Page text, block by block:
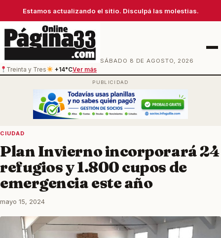
Estamos actualizando el sitio. Disculpá las molestias.
SÁBADO 8 DE AGOSTO, 2026
Treinta y Tres
+14°CVer más
Menú
CIUDAD
Plan Invierno incorporará 24
refugios y 1.800 cupos de
emergencia este año
mayo 15, 2024